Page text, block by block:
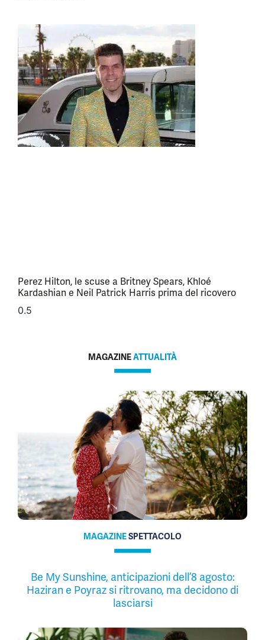
Perez Hilton, le scuse a Britney Spears, Khloé
Kardashian e Neil Patrick Harris prima del ricovero
MAGAZINEATTUALITÀ
MAGAZINESPETTACOLO
Be My Sunshine, anticipazioni dell’8 agosto:
Haziran e Poyraz si ritrovano, ma decidono di
lasciarsi